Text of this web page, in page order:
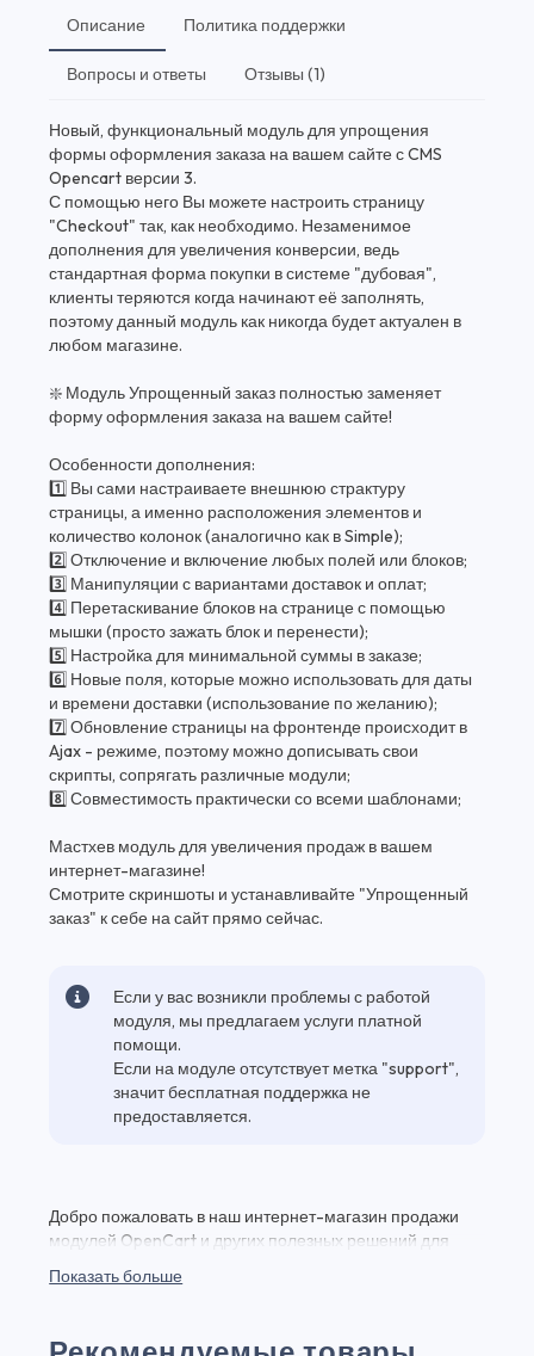
Описание Политика поддержки
Вопросы и ответы Отзывы (1)
Новый, функциональный модуль для упрощения
формы оформления заказа на вашем сайте с CMS
Opencart версии 3.
С помощью него Вы можете настроить страницу
"Checkout" так, как необходимо. Незаменимое
дополнения для увеличения конверсии, ведь
стандартная форма покупки в системе "дубовая",
клиенты теряются когда начинают её заполнять,
поэтому данный модуль как никогда будет актуален в
любом магазине.
❇️ Модуль Упрощенный заказ полностью заменяет
форму оформления заказа на вашем сайте!
Особенности дополнения:
1️⃣ Вы сами настраиваете внешнюю страктуру
страницы, а именно расположения элементов и
количество колонок (аналогично как в Simple);
2️⃣ Отключение и включение любых полей или блоков;
3️⃣ Манипуляции с вариантами доставок и оплат;
4️⃣ Перетаскивание блоков на странице с помощью
мышки (просто зажать блок и перенести);
5️⃣ Настройка для минимальной суммы в заказе;
6️⃣ Новые поля, которые можно использовать для даты
и времени доставки (использование по желанию);
7️⃣ Обновление страницы на фронтенде происходит в
Ajax - режиме, поэтому можно дописывать свои
скрипты, сопрягать различные модули;
8️⃣ Совместимость практически со всеми шаблонами;
Мастхев модуль для увеличения продаж в вашем
интернет-магазине!
Смотрите скриншоты и устанавливайте "Упрощенный
заказ" к себе на сайт прямо сейчас.
Если у вас возникли проблемы с работой
модуля, мы предлагаем услуги платной
помощи.
Если на модуле отсутствует метка "support",
значит бесплатная поддержка не
предоставляется.
Добро пожаловать в наш интернет-магазин продажи
модулей OpenCart и других полезных решений для
заказ 3.x(2) и множество других качественных плагинов
Показать больше